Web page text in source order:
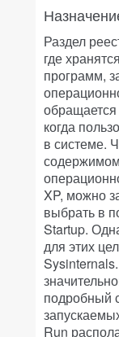
Раздел
где
программ,
обращается
когда
в системе.
XP, можно
выбрать в
Startup.
для этих
подробный
Run